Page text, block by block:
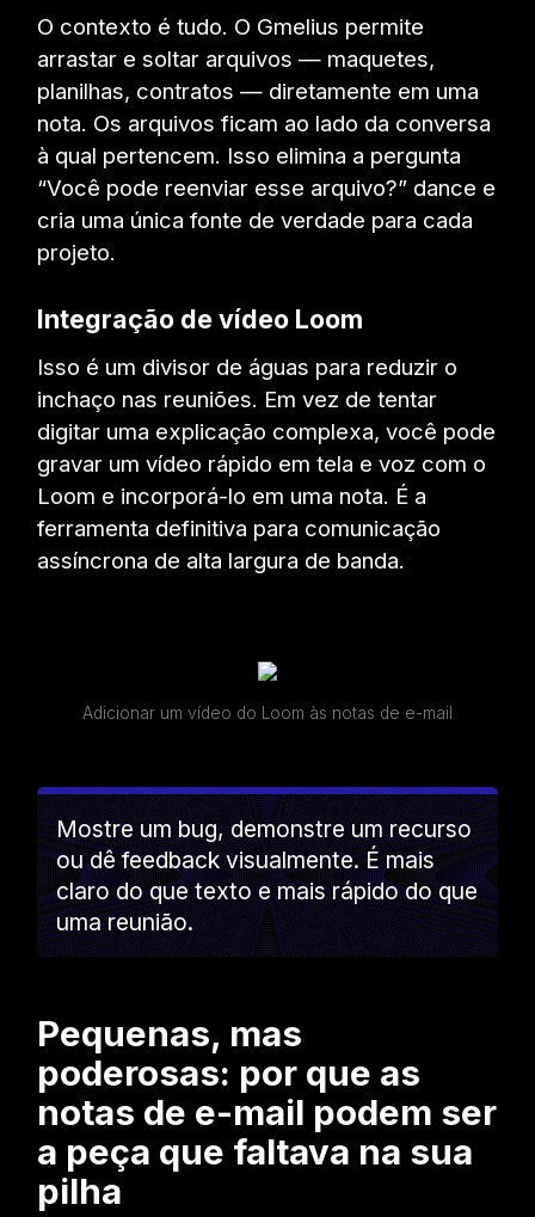
O contexto é tudo. O Gmelius permite
arrastar e soltar arquivos — maquetes,
planilhas, contratos — diretamente em uma
nota. Os arquivos ficam ao lado da conversa
à qual pertencem. Isso elimina a pergunta
“Você pode reenviar esse arquivo?” dance e
cria uma única fonte de verdade para cada
projeto.
Integração de vídeo Loom
Isso é um divisor de águas para reduzir o
inchaço nas reuniões. Em vez de tentar
digitar uma explicação complexa, você pode
gravar um vídeo rápido em tela e voz com o
Loom e incorporá-lo em uma nota. É a
ferramenta definitiva para comunicação
assíncrona de alta largura de banda.
Adicionar um vídeo do Loom às notas de e-mail
Mostre um bug, demonstre um recurso
ou dê feedback visualmente. É mais
claro do que texto e mais rápido do que
uma reunião.
Pequenas, mas
poderosas: por que as
notas de e-mail podem ser
a peça que faltava na sua
pilha